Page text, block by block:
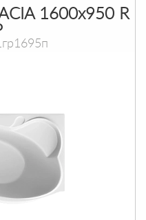
1600х950 R